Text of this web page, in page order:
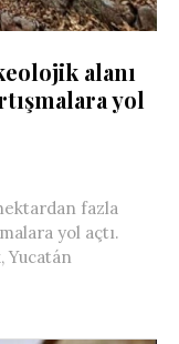
alanı
yol
fazla
yol açtı.
Yucatán